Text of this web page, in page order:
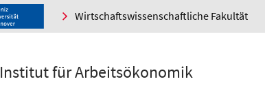
Wirtschaftswissenschaftliche Fakultät
Institut für Arbeitsökonomik